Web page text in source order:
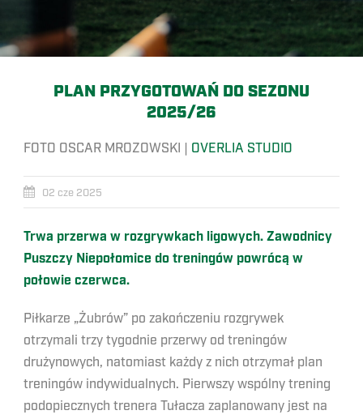
PLAN PRZYGOTOWAŃ DO SEZONU
2025/26
FOTO OSCAR MROZOWSKI | OVERLIA STUDIO
02 cze 2025
Trwa przerwa w rozgrywkach ligowych. Zawodnicy
Puszczy Niepołomice do treningów powrócą w
połowie czerwca.
Piłkarze „Żubrów” po zakończeniu rozgrywek
otrzymali trzy tygodnie przerwy od treningów
drużynowych, natomiast każdy z nich otrzymał plan
treningów indywidualnych. Pierwszy wspólny trening
podopiecznych trenera Tułacza zaplanowany jest na